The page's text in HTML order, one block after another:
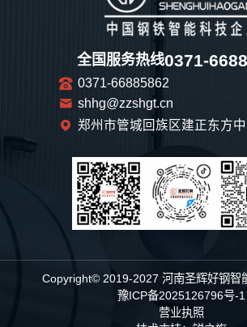
全国服务热线0371-
0371-66885862
shhg@zzshgt.cn
郑州市管城回族区建正东方
Copyright© 2019-2027 河南圣辉好钢智
豫ICP备2025126796号-1
营业执照